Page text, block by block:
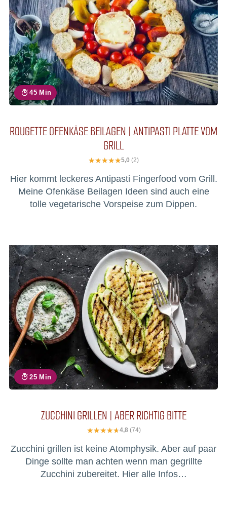
45 Min
ROUGETTE OFENKÄSE BEILAGEN | ANTIPASTI PLATTE VOM
GRILL
5,0 (2)
Hier kommt leckeres Antipasti Fingerfood vom Grill.
Meine Ofenkäse Beilagen Ideen sind auch eine
tolle vegetarische Vorspeise zum Dippen.
25 Min
ZUCCHINI GRILLEN | ABER RICHTIG BITTE
4,8 (74)
Zucchini grillen ist keine Atomphysik. Aber auf paar
Dinge sollte man achten wenn man gegrillte
Zucchini zubereitet. Hier alle Infos…